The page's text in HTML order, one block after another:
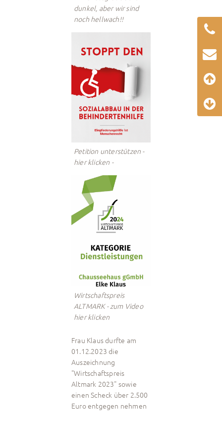
dunkel, aber wir sind
noch hellwach!!
Petition unterstützen -
hier klicken -
Wirtschaftspreis
ALTMARK - zum Video
hier klicken
Frau Klaus durfte am
01.12.2023 die
Auszeichnung
"Wirtschaftspreis
Altmark 2023" sowie
einen Scheck über 2.500
Euro entgegen nehmen